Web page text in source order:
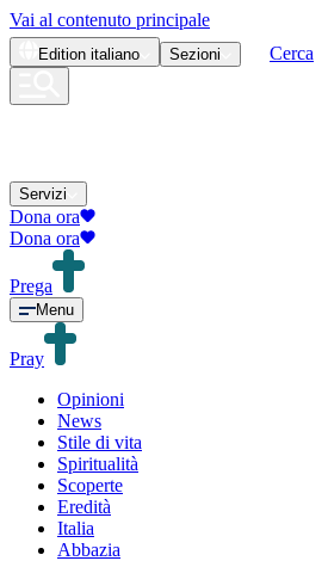
Vai al contenuto principale
Edition italiano Sezioni Cerca
Servizi
Dona ora
Dona ora
Prega
Menu
Pray
Opinioni
News
Stile di vita
Spiritualità
Scoperte
Eredità
Italia
Abbazia